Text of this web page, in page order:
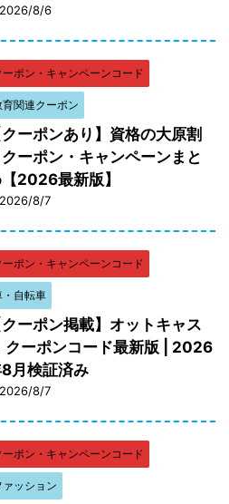
2026/8/6
ーポン・キャンペーンコード
育関連クーポン
クーポンあり】資格の大原割
ーポン・キャンペーンまと
2026最新版】
2026/8/7
ーポン・キャンペーンコード
・自転車
クーポン掲載】オットキャス
クーポンコード最新版 | 2026
月検証済み
2026/8/7
ーポン・キャンペーンコード
ァッション